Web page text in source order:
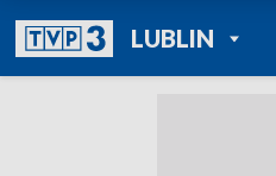
LUBLINPOWRÓT DO
TVP REGIONY